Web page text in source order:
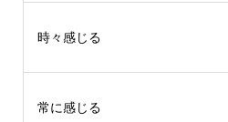
時々感じる
常に感じる